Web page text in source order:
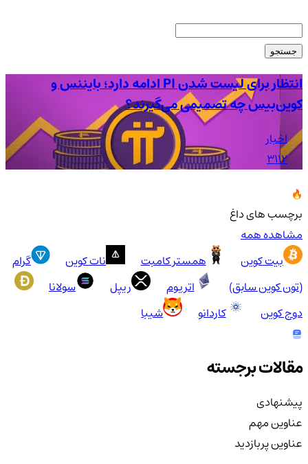
جستجو
انتظار برای لیست شدن PI ادامه دارد؛ بایننس و
کوین‌بیس چه تصمیمی می‌گیرند؟
اخبار
3112
برچسب های داغ
مشاهده همه
بیت کوین
همستر کامبت نات کوین
گرام
(تون کوین سابق)
اتریوم ریپل
سولانا
دوج کوین
کاردانو شیبا
مقالات برجسته
پیشنهادی
عناوین مهم
عناوین پربازدید